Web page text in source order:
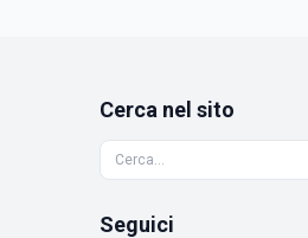
Cerca nel sito
Seguici